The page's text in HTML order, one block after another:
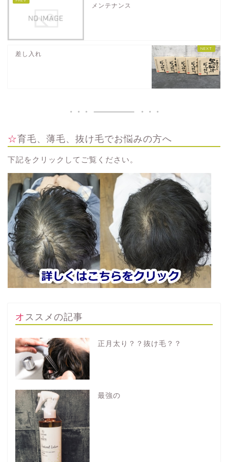
メンテナンス
差し入れ
☆育毛、薄毛、抜け毛でお悩みの方へ
下記をクリックしてご覧ください。
オススメの記事
正月太り？？抜け毛？？
最強の